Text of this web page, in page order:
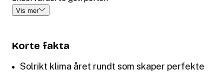
Vis mer
Korte fakta
Solrikt klima året rundt som skaper perfekte